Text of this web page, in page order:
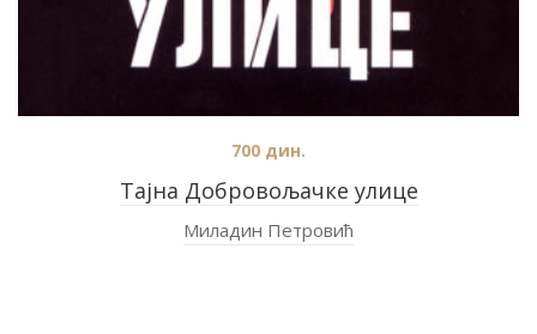
Тајна Добровољачке улице
700 дин.
Миладин Петровић